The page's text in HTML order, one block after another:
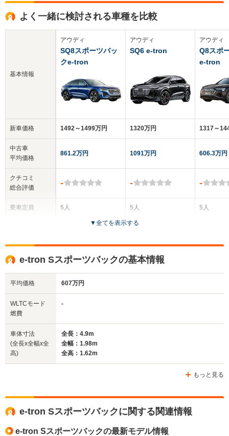
よく一緒に検討される車種を比較
基本情報
新車価格
中古車
平均価格
クチコミ
総合評価
乗車定員
サイズ
(全長x全幅x全高)
WLTCモード
燃費
アウディ
SQ8スポーツバッ
クe-tron
1492～1499万円
861.2万円
-
5人
1.62m
アウディ
SQ6 e-tron
1320万円
1091万円
-
5人
5ドア
全高
1.67m
アウディ
Q8スポ
e-tron
1317～
606.3万円
-
5人
▼全てを表示する
e-tron Sスポーツバックの基本情報
平均価格 607万円
WLTCモード
燃費
-
車体寸法
(全長x全幅x全
高)
全長：4.9m
全幅：1.98m
全高：1.62m
もっと見る
e-tron Sスポーツバックに関する関連情報
e-tron Sスポーツバックの最新モデル情報